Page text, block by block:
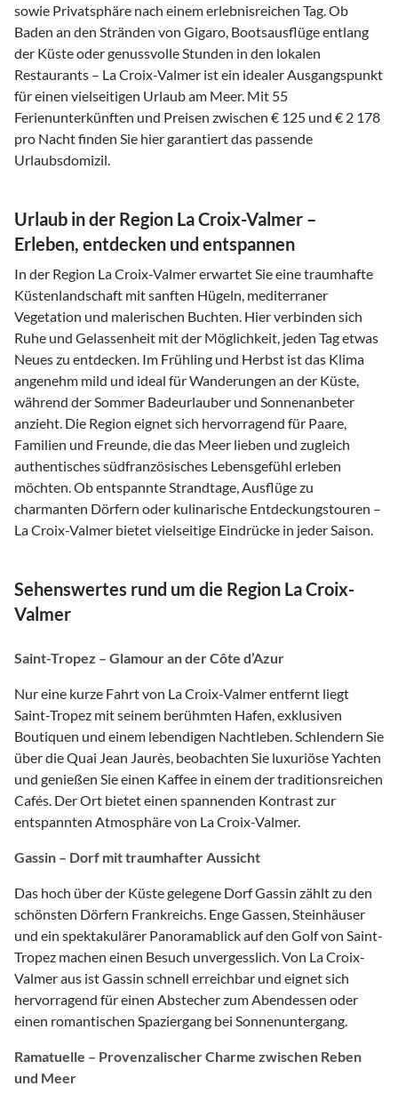
sowie Privatsphäre nach einem erlebnisreichen Tag. Ob
Baden an den Stränden von Gigaro, Bootsausflüge entlang
der Küste oder genussvolle Stunden in den lokalen
Restaurants – La Croix-Valmer ist ein idealer Ausgangspunkt
für einen vielseitigen Urlaub am Meer. Mit 55
Ferienunterkünften und Preisen zwischen € 125 und € 2 178
pro Nacht finden Sie hier garantiert das passende
Urlaubsdomizil.
Urlaub in der Region La Croix-Valmer –
Erleben, entdecken und entspannen
In der Region La Croix-Valmer erwartet Sie eine traumhafte
Küstenlandschaft mit sanften Hügeln, mediterraner
Vegetation und malerischen Buchten. Hier verbinden sich
Ruhe und Gelassenheit mit der Möglichkeit, jeden Tag etwas
Neues zu entdecken. Im Frühling und Herbst ist das Klima
angenehm mild und ideal für Wanderungen an der Küste,
während der Sommer Badeurlauber und Sonnenanbeter
anzieht. Die Region eignet sich hervorragend für Paare,
Familien und Freunde, die das Meer lieben und zugleich
authentisches südfranzösisches Lebensgefühl erleben
möchten. Ob entspannte Strandtage, Ausflüge zu
charmanten Dörfern oder kulinarische Entdeckungstouren –
La Croix-Valmer bietet vielseitige Eindrücke in jeder Saison.
Sehenswertes rund um die Region La Croix-
Valmer
Saint-Tropez – Glamour an der Côte d’Azur
Nur eine kurze Fahrt von La Croix-Valmer entfernt liegt
Saint-Tropez mit seinem berühmten Hafen, exklusiven
Boutiquen und einem lebendigen Nachtleben. Schlendern Sie
über die Quai Jean Jaurès, beobachten Sie luxuriöse Yachten
und genießen Sie einen Kaffee in einem der traditionsreichen
Cafés. Der Ort bietet einen spannenden Kontrast zur
entspannten Atmosphäre von La Croix-Valmer.
Gassin – Dorf mit traumhafter Aussicht
Das hoch über der Küste gelegene Dorf Gassin zählt zu den
schönsten Dörfern Frankreichs. Enge Gassen, Steinhäuser
und ein spektakulärer Panoramablick auf den Golf von Saint-
Tropez machen einen Besuch unvergesslich. Von La Croix-
Valmer aus ist Gassin schnell erreichbar und eignet sich
hervorragend für einen Abstecher zum Abendessen oder
einen romantischen Spaziergang bei Sonnenuntergang.
Ramatuelle – Provenzalischer Charme zwischen Reben
und Meer